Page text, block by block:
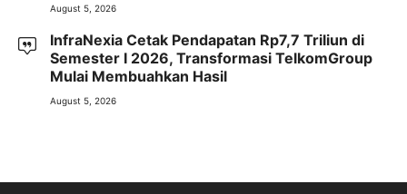
August 5, 2026
InfraNexia Cetak Pendapatan Rp7,7 Triliun di
Semester I 2026, Transformasi TelkomGroup
Mulai Membuahkan Hasil
August 5, 2026